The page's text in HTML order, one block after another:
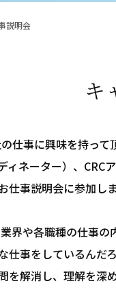
説明会
キ
仕事に興味を持って
ィネーター）、
仕事説明会に参加し
界や各職種の仕事の
仕事をしているん
を解消し、理解を深